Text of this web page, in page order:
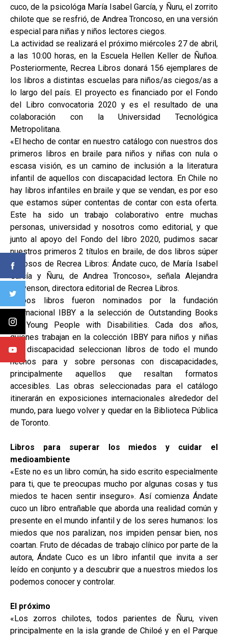
cuco, de la psicológa María Isabel García, y Ñuru, el zorrito
chilote que se resfrió, de Andrea Troncoso, en una versión
especial para niñas y niños lectores ciegos.
La actividad se realizará el próximo miércoles 27 de abril,
a las 10:00 horas, en la Escuela Hellen Keller de Ñuñoa.
Posteriormente, Recrea Libros donará 156 ejemplares de
los libros a distintas escuelas para niños/as ciegos/as a
lo largo del país. El proyecto es financiado por el Fondo
del Libro convocatoria 2020 y es el resultado de una
colaboración con la Universidad Tecnológica
Metropolitana.
«El hecho de contar en nuestro catálogo con nuestros dos
primeros libros en braile para niños y niñas con nula o
escasa visión, es un camino de inclusión a la literatura
infantil de aquellos con discapacidad lectora. En Chile no
hay libros infantiles en braile y que se vendan, es por eso
que estamos súper contentas de contar con esta oferta.
Este ha sido un trabajo colaborativo entre muchas
personas, universidad y nosotros como editorial, y que
junto al apoyo del Fondo del libro 2020, pudimos sacar
nuestros primeros 2 títulos en braile, de dos libros súper
exitosos de Recrea Libros: Ándate cuco, de María Isabel
García y Ñuru, de Andrea Troncoso», señala Alejandra
Stevenson, directora editorial de Recrea Libros.
Ambos libros fueron nominados por la fundación
internacional IBBY a la selección de Outstanding Books
for Young People with Disabilities. Cada dos años,
quienes trabajan en la colección IBBY para niños y niñas
con discapacidad seleccionan libros de todo el mundo
hechos para y sobre personas con discapacidades,
principalmente aquellos que resaltan formatos
accesibles. Las obras seleccionadas para el catálogo
itinerarán en exposiciones internacionales alrededor del
mundo, para luego volver y quedar en la Biblioteca Pública
de Toronto.
Libros para superar los miedos y cuidar el
medioambiente
«Este no es un libro común, ha sido escrito especialmente
para ti, que te preocupas mucho por algunas cosas y tus
miedos te hacen sentir inseguro». Así comienza Ándate
cuco un libro entrañable que aborda una realidad común y
presente en el mundo infantil y de los seres humanos: los
miedos que nos paralizan, nos impiden pensar bien, nos
coartan. Fruto de décadas de trabajo clínico por parte de la
autora, Ándate Cuco es un libro infantil que invita a ser
leído en conjunto y a descubrir que a nuestros miedos los
podemos conocer y controlar.
El próximo
«Los zorros chilotes, todos parientes de Ñuru, viven
principalmente en la isla grande de Chiloé y en el Parque